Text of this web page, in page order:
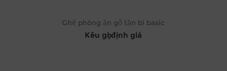
Ghế phòng ăn gỗ tần bì basic
Kêu gọi định giá